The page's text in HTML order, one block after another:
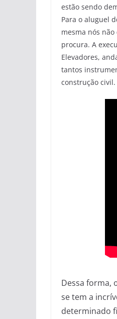
estão sendo
Para o aluguel
mesma nós
procura. A
Elevadores,
tantos
construção civil.
Dessa forma,
se tem a
determinado